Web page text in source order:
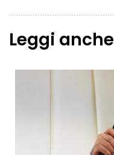
Leggi anche